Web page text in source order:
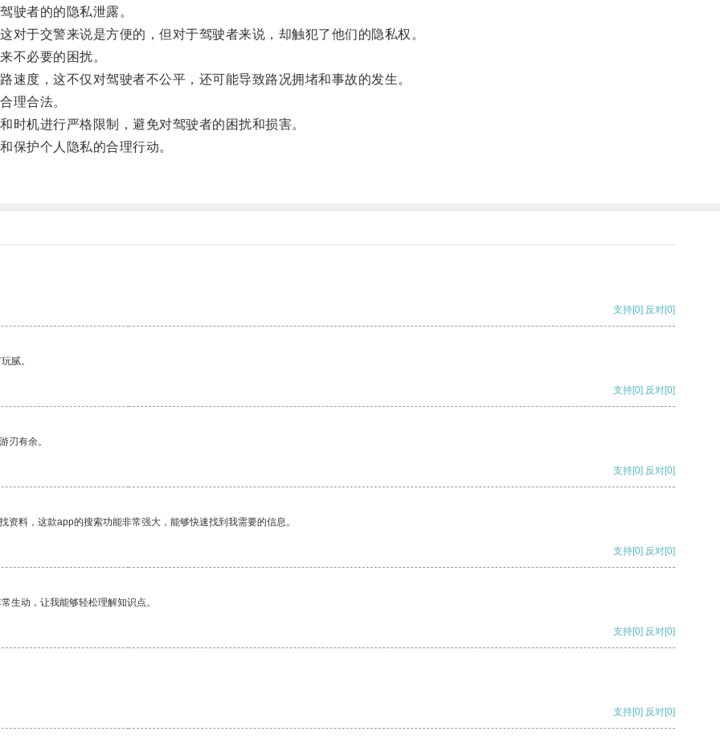
者的的隐私泄露。
交警来说是方便的，但对于驾驶者来说，却触犯了他们的隐私权。
必要的困扰。
，这不仅对驾驶者不公平，还可能导致路况拥堵和事故的发生。
理合法。
机进行严格限制，避免对驾驶者的困扰和损害。
护个人隐私的合理行动。
支持[0] 反对[0]
腻。
支持[0] 反对[0]
刃有余。
支持[0] 反对[0]
料，这款app的搜索功能非常强大，能够快速找到我需要的信息。
支持[0] 反对[0]
生动，让我能够轻松理解知识点。
支持[0] 反对[0]
支持[0] 反对[0]